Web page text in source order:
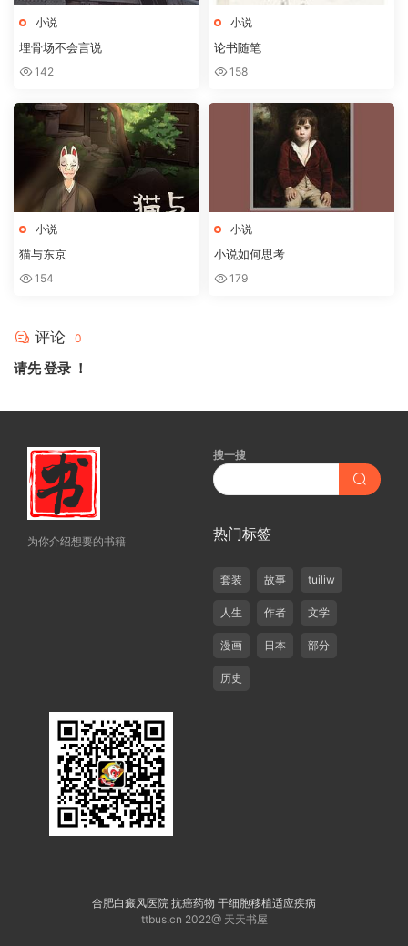
小说
埋骨场不会言说
142
小说
论书随笔
158
小说
猫与东京
154
小说
小说如何思考
179
评论 0
请先登录 ！
为你介绍想要的书籍
搜一搜
热门标签
套装 故事 tuiliw
人生 作者 文学
漫画 日本 部分
历史
合肥白癜风医院 抗癌药物 干细胞移植适应疾病
ttbus.cn 2022@ 天天书屋